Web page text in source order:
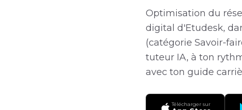
Optimisation du
digital d'Etudesk,
(catégorie Savoir-
tuteur IA, à ton
avec ton guide
Télécharger sur